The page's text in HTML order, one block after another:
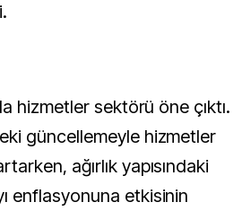
hizmetler sektörü öne çıktı.
güncellemeyle hizmetler
ağırlık yapısındaki
enflasyonuna etkisinin